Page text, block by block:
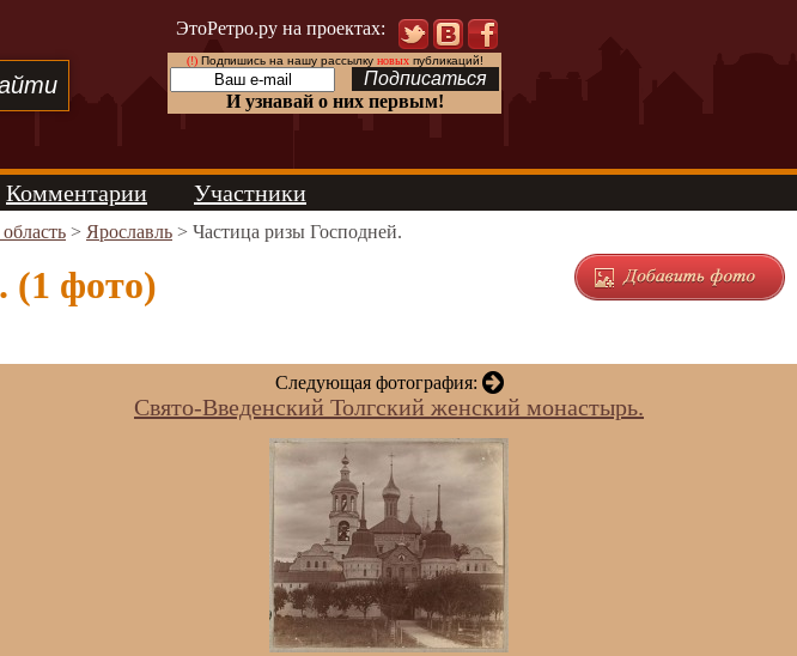
ЭтоРетро.ру на проектах:
(!)Подпишись на нашу рассылку новыхпубликаций!
И узнавай о них первым!
Комментарии Участники
> Ярославль > Частица ризы Господней.
(1 фото)
Следующая фотография:
Свято-Введенский Толгский женский монастырь.